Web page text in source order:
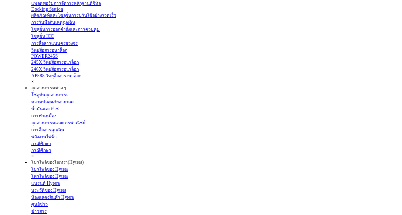
แพลตฟอร์มการจัดการหลักฐานดิจิทัล
Docking Station
ผลิตภัณฑ์และโซลูชั่นการปรับใช้อย่างรวดเร็ว
การรับมือกับเหตุฉุกเฉิน
โซลูชั่นการออกคำสั่งและการควบคุม
โซลูชั่น ICC
การสื่อสารแบบครบวงจร
วิทยุสื่อสารอนาล็อก
POWER245S
245X วิทยุสื่อสารอนาล็อก
246X วิทยุสื่อสารอนาล็อก
AP588 วิทยุสื่อสารอนาล็อก
×
อุตสาหกรรมต่าง ๆ
โซลูชั่นอุตสาหกรรม
ความปลอดภัยสาธาณะ
น้ำมันและก๊าซ
การทำเหมือง
อุตสาหกรรมและการพาณิชย์
การสื่อสารฉุกเฉิน
พลังงานไฟฟ้า
กรณีศึกษา
กรณีศึกษา
×
โปรไฟล์ของไฮเทรา(Hytera)
โปรไฟล์ของ Hytera
โพรไฟล์ของ Hytera
แบรนด์ Hytera
ประวัติของ Hytera
ห้องแสดงสินค้า Hytera
ศูนย์ข่าว
ข่าวสาร